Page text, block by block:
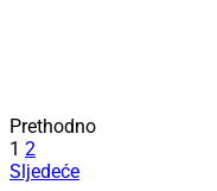
Prethodno
1 2
Sljedeće